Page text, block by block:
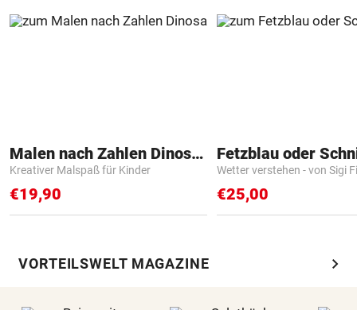
Malen nach Zahlen Dinosaurier
Kreativer Malspaß für Kinder
€19,90
Fetzblau oder
Wetter verstehen - von Sigi
€25,00
VORTEILSWELT MAGAZINE chevron_right